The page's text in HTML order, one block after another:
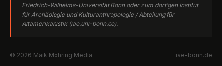
Friedrich-Wilhelms-Universität Bonn oder zum dortigen Institut
für Archäologie und Kulturanthropologie / Abteilung für
Altamerikanistik (iae.uni-bonn.de).
© 2026 Maik Möhring Media iae-bonn.de